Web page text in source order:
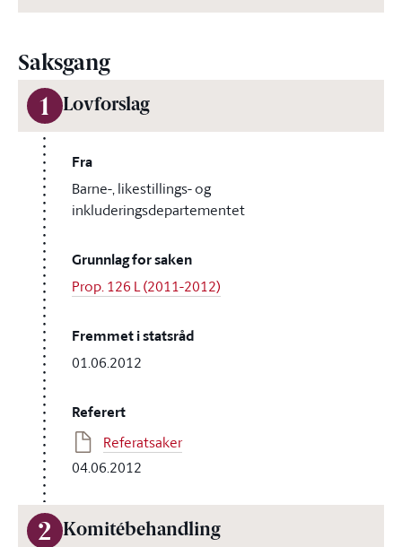
Saksgang
1 Lovforslag
Fra
Barne-, likestillings- og
inkluderingsdepartementet
Grunnlag for saken
Prop. 126 L (2011-2012)
Fremmet i statsråd
01.06.2012
Referert
Referatsaker
04.06.2012
2 Komitébehandling